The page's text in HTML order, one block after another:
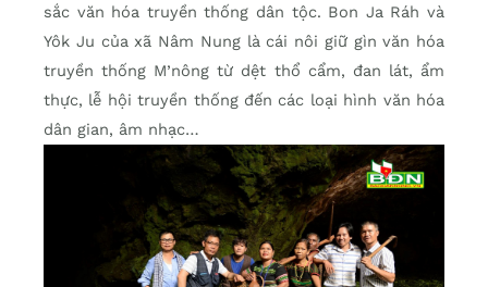
sắc văn hóa truyền thống dân tộc. Bon Ja Ráh và
Yôk Ju của xã Nâm Nung là cái nôi giữ gìn văn hóa
truyền thống M’nông từ dệt thổ cẩm, đan lát, ẩm
thực, lễ hội truyền thống đến các loại hình văn hóa
dân gian, âm nhạc…